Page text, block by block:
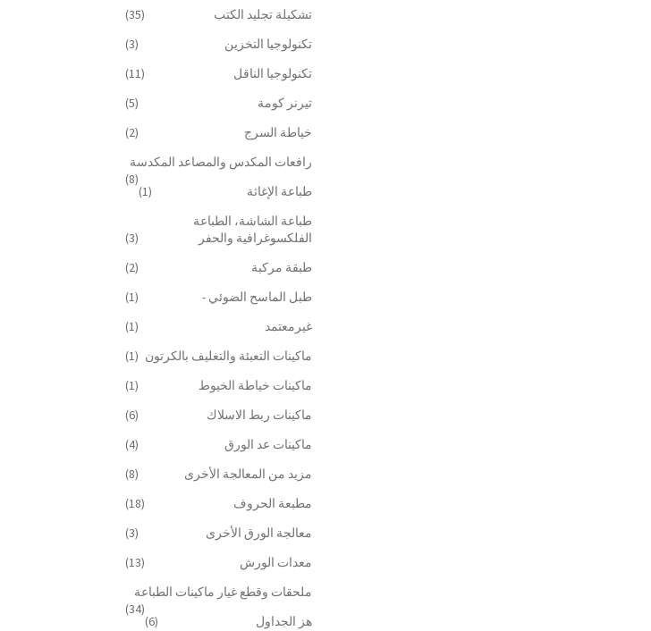
تشكيلة تجليد الكتب
(35)
تكنولوجيا التخزين
(3)
تكنولوجيا الناقل
(11)
تيرنر كومة
(5)
خياطة السرج
(2)
رافعات المكدس والمصاعد المكدسة
(8)
طباعة الإغاثة
(1)
طباعة الشاشة، الطباعة
الفلكسوغرافية والحفر
(3)
طبقة مركبة
(2)
طبل الماسح الضوئي -
(1)
غيرمعتمد
(1)
ماكينات التعبئة والتغليف بالكرتون (1)
ماكينات خياطة الخيوط
(1)
ماكينات ربط الاسلاك
(6)
ماكينات عد الورق
(4)
مزيد من المعالجة الأخرى
(8)
مطبعة الحروف
(18)
معالجة الورق الأخرى
(3)
معدات الورش
(13)
ملحقات وقطع غيار ماكينات الطباعة
(34)
هز الجداول (6)